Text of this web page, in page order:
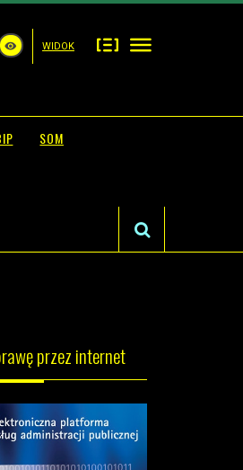
WIDOK
SOM
przez internet